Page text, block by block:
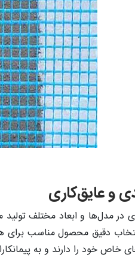
و عایق‌کاری
در مدل‌ها و ابعاد مختلف
دقیق محصول مناسب برای
خاص خود را دارند و به